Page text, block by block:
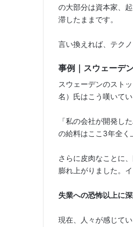
の大部分は資本家、
滞したままです。
言い換えれば、テク
事例｜スウェーデ
スウェーデンのスト
名）氏はこう嘆いてい
「私の会社が開発し
の給料はここ3年全く
さらに皮肉なことに
膨れ上がりました。
失業への恐怖以上に
現在、人々が感じて